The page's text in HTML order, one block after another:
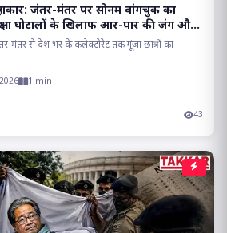
जंतर-मंतर पर सोनम वांगचुक का
घोटालों के खिलाफ आर-पार की जंग और
मंतर से देश भर के कलेक्टोरेट तक गूंजा छात्रों का
1 min
43